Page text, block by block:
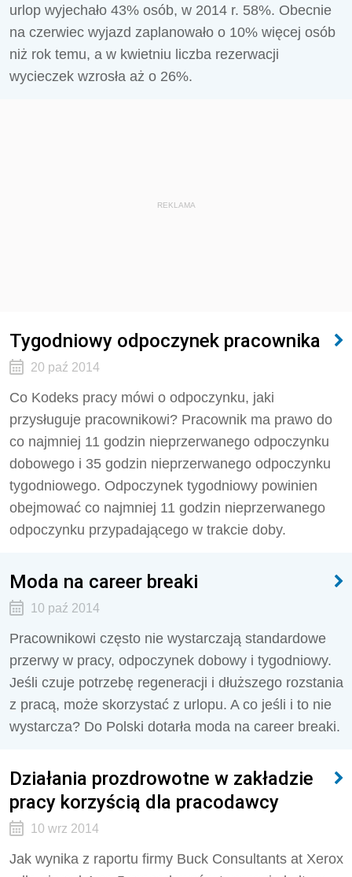
urlop wyjechało 43% osób, w 2014 r. 58%. Obecnie
na czerwiec wyjazd zaplanowało o 10% więcej osób
niż rok temu, a w kwietniu liczba rezerwacji
wycieczek wzrosła aż o 26%.
REKLAMA
Tygodniowy odpoczynek pracownika
20 paź 2014
Co Kodeks pracy mówi o odpoczynku, jaki
przysługuje pracownikowi? Pracownik ma prawo do
co najmniej 11 godzin nieprzerwanego odpoczynku
dobowego i 35 godzin nieprzerwanego odpoczynku
tygodniowego. Odpoczynek tygodniowy powinien
obejmować co najmniej 11 godzin nieprzerwanego
odpoczynku przypadającego w trakcie doby.
Moda na career breaki
10 paź 2014
Pracownikowi często nie wystarczają standardowe
przerwy w pracy, odpoczynek dobowy i tygodniowy.
Jeśli czuje potrzebę regeneracji i dłuższego rozstania
z pracą, może skorzystać z urlopu. A co jeśli i to nie
wystarcza? Do Polski dotarła moda na career breaki.
Działania prozdrowotne w zakładzie
pracy korzyścią dla pracodawcy
10 wrz 2014
Jak wynika z raportu firmy Buck Consultants at Xerox